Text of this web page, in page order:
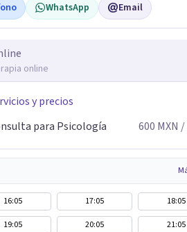
WhatsApp Email
online
y precios
para Psicología
600 MXN /
16:05 17:05
18:05
19:05
20:05 21:05